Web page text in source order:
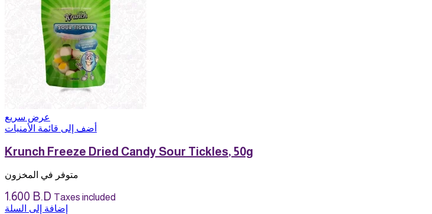
عرض سريع
أضف إلى قائمة الأمنيات
Krunch Freeze Dried Candy Sour Tickles, 50g
متوفر في المخزون
1.600 B.D Taxes included
إضافة إلى السلة